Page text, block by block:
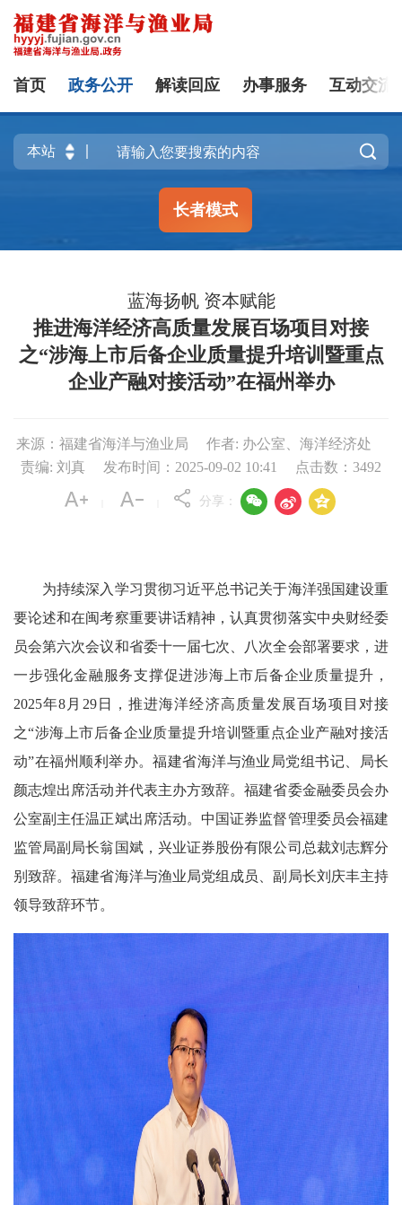
首页 政务公开 解读回应 办事服务 互动交流

长者模式
蓝海扬帆 资本赋能
推进海洋经济高质量发展百场项目对接
之“涉海上市后备企业质量提升培训暨重点
企业产融对接活动”在福州举办
来源：福建省海洋与渔业局
作者: 办公室、海洋经济处
责编: 刘真
发布时间：2025-09-02 10:41 点击数： 3492
分享：   
为持续深入学习贯彻习近平总书记关于海洋强国建设重
要论述和在闽考察重要讲话精神，认真贯彻落实中央财经委
员会第六次会议和省委十一届七次、八次全会部署要求，进
一步强化金融服务支撑促进涉海上市后备企业质量提升，
2025年8月29日，推进海洋经济高质量发展百场项目对接
之“涉海上市后备企业质量提升培训暨重点企业产融对接活
动”在福州顺利举办。福建省海洋与渔业局党组书记、局长
颜志煌出席活动并代表主办方致辞。福建省委金融委员会办
公室副主任温正斌出席活动。中国证券监督管理委员会福建
监管局副局长翁国斌，兴业证券股份有限公司总裁刘志辉分
别致辞。福建省海洋与渔业局党组成员、副局长刘庆丰主持
领导致辞环节。